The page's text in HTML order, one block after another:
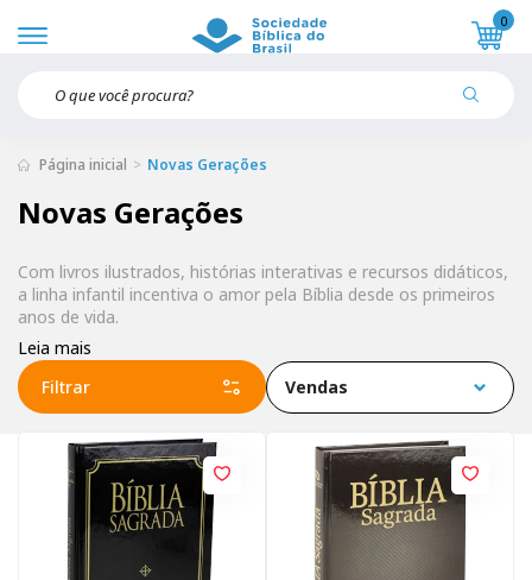
0
Página inicial Novas Gerações
Novas Gerações
Com livros ilustrados, histórias interativas e recursos didáticos,
a linha infantil incentiva o amor pela Bíblia desde os primeiros
anos de vida.
Leia mais
Filtrar